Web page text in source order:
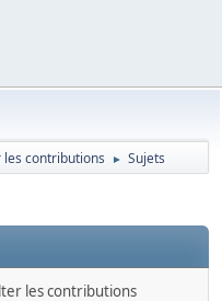
les contributions ► Sujets
les contributions